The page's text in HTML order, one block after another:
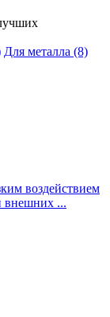
Для металла (8)
воздействием
внешних ...